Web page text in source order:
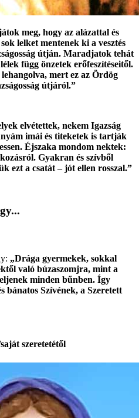
meg, hogy az alázattal és
lelket mentenek ki a vesztés
útján. Maradjatok tehát
függ önzetek erőfeszítéseitől.
mert ez az Ördög
útjáról.”
elvétettek, nekem Igazság
imái és titeketek is tartják
Éjszaka mondom nektek:
Gyakran és szívből
ezt a csatát – jót ellen rosszal.”
„Drága gyermekek, sokkal
való búzaszomjra, mint a
minden bűnben. Így
bánatos Szívének, a Szeretett
szeretetétől